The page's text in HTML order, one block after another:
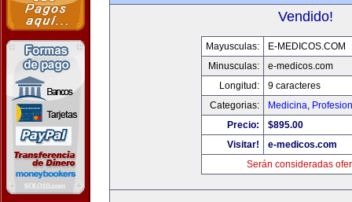
Vendido!
Mayusculas:
E-MEDICOS.COM
Minusculas:
e-medicos.com
Longitud:
9 caracteres
Categorias:
Medicina,
Precio:
$895.00
Visitar!
e-medicos.com
Serán consideradas